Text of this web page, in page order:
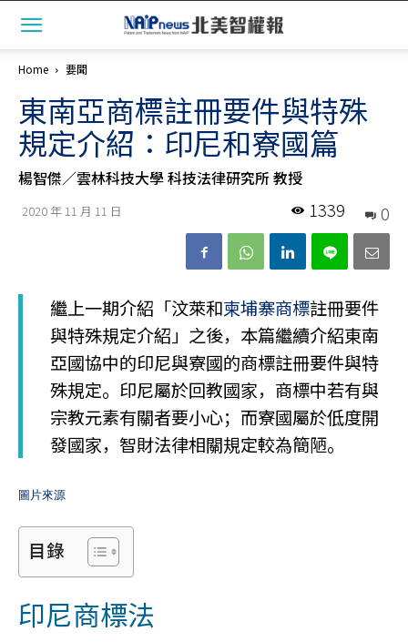
Home 要聞
東南亞商標註冊要件與特殊
規定介紹：印尼和寮國篇
楊智傑／雲林科技大學 科技法律研究所 教授
2020 年 11 月 11 日 0
1339
繼上一期介紹「汶萊和柬埔寨商標註冊要件
與特殊規定介紹」之後，本篇繼續介紹東南
亞國協中的印尼與寮國的商標註冊要件與特
殊規定。印尼屬於回教國家，商標中若有與
宗教元素有關者要小心；而寮國屬於低度開
發國家，智財法律相關規定較為簡陋。
圖片來源
目錄
印尼商標法